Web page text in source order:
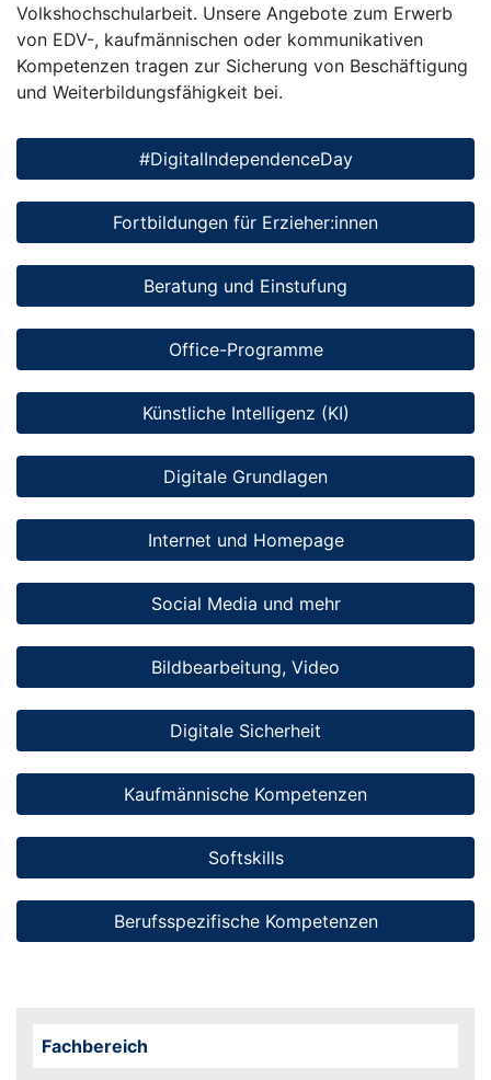
Volkshochschularbeit. Unsere Angebote zum Erwerb
von EDV-, kaufmännischen oder kommunikativen
Kompetenzen tragen zur Sicherung von Beschäftigung
und Weiterbildungsfähigkeit bei.
#DigitalIndependenceDay
Fortbildungen für Erzieher:innen
Beratung und Einstufung
Office-Programme
Künstliche Intelligenz (KI)
Digitale Grundlagen
Internet und Homepage
Social Media und mehr
Bildbearbeitung, Video
Digitale Sicherheit
Kaufmännische Kompetenzen
Softskills
Berufsspezifische Kompetenzen
Fachbereich